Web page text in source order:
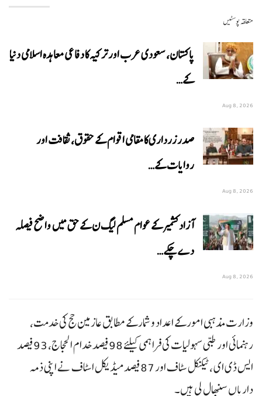
متعلقہ پوسٹیں
پاکستان، سعودی عرب اور ترکیہ کا دفاعی معاہدہ اسلامی دنیا
کے…
Aug 8, 2026
صدر زرداری کا مقامی اقوام کے حقوق، ثقافت اور
روایات کے…
Aug 8, 2026
آزاد کشمیر کے عوام مسلم لیگ ن کے حق میں واضح فیصلہ
دے چکے…
Aug 8, 2026
وزارت مذہبی امور کے اعداد و شمار کے مطابق عازمین حج کی خدمت،
رہنمائی اور طبی سہولیات کی فراہمی کیلئے 98فیصد خدام الحجاج، 93فیصد
ایس ڈی ای ، ٹیکنیکل سٹاف اور 87فیصد میڈیکل اسٹاف نے اپنی ذمہ
داریاں سنبھال لی ہیں۔